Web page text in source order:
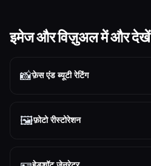
इमेज और विज़ुअल में और देखें
📸फ़ेस एंड ब्यूटी रेटिंग
🖼️फ़ोटो रीस्टोरेशन